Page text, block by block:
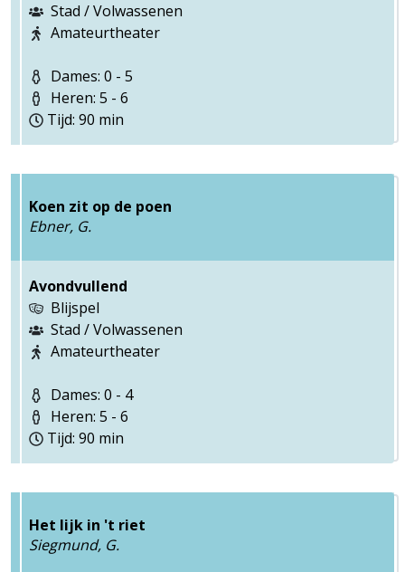
Stad / Volwassenen
Amateurtheater
Dames: 0 - 5
Heren: 5 - 6
Tijd: 90 min
Koen zit op de poen
Ebner, G.
Avondvullend
Blijspel
Stad / Volwassenen
Amateurtheater
Dames: 0 - 4
Heren: 5 - 6
Tijd: 90 min
Het lijk in 't riet
Siegmund, G.